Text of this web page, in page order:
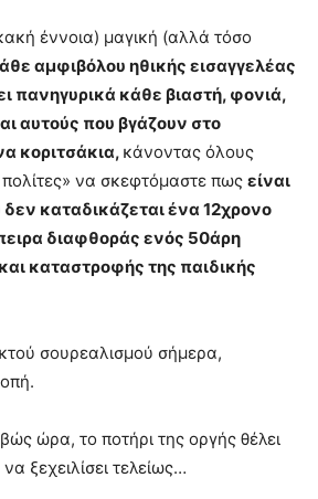
έννοια) μαγική (αλλά τόσο
αμφιβόλου ηθικής εισαγγελέας
πανηγυρικά κάθε βιαστή, φονιά,
αυτούς που βγάζουν στο
κοριτσάκια, κάνοντας όλους
να σκεφτόμαστε πως είναι
καταδικάζεται ένα 12χρονο
διαφθοράς ενός 50άρη
καταστροφής της παιδικής
σουρεαλισμού σήμερα,
ώρα, το ποτήρι της οργής θέλει
ξεχειλίσει τελείως…